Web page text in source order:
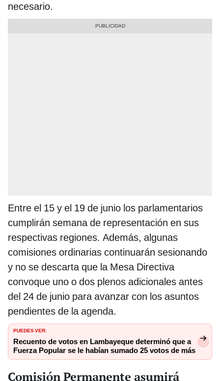
necesario.
Entre el 15 y el 19 de junio los parlamentarios
cumplirán semana de representación en sus
respectivas regiones. Además, algunas
comisiones ordinarias continuarán sesionando
y no se descarta que la Mesa Directiva
convoque uno o dos plenos adicionales antes
del 24 de junio para avanzar con los asuntos
pendientes de la agenda.
PUEDES VER:
Recuento de votos en Lambayeque determinó que a
Fuerza Popular se le habían sumado 25 votos de más
Comisión Permanente asumirá